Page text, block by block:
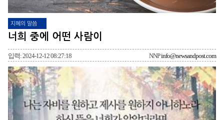
지혜의 말씀
너희 중에 어떤 사람이
입력: 2024-12-12 08:27:18 NNPinfo@newsandpost.com